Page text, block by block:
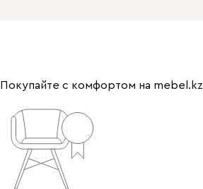
Покупайте с комфортом на mebel.kz